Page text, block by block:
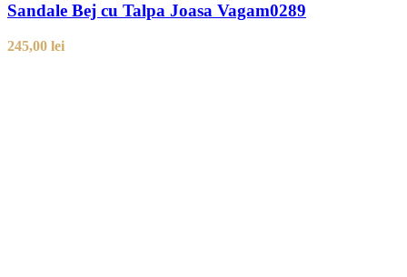
Sandale Bej cu Talpa Joasa Vagam0289
245,00 lei